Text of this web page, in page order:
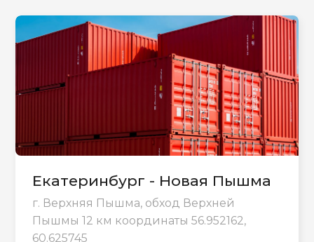
Екатеринбург - Новая Пышма
г. Верхняя Пышма, обход Верхней
Пышмы 12 км координаты 56.952162,
60.625745